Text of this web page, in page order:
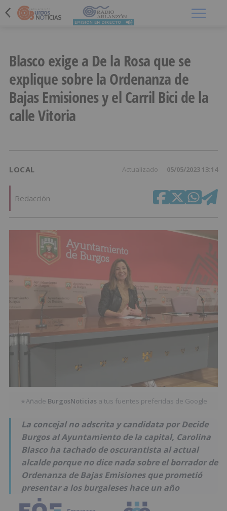
Blasco exige a De la Rosa que se
explique sobre la Ordenanza de
Bajas Emisiones y el Carril Bici de la
calle Vitoria
LOCAL Actualizado 05/05/2023 13:14
Redacción
★Añade BurgosNoticias a tus fuentes preferidas de Google
La concejal no adscrita y candidata por Decide
Burgos al Ayuntamiento de la capital, Carolina
Blasco ha tachado de oscurantista al actual
alcalde porque no dice nada sobre el borrador de
Ordenanza de Bajas Emisiones que prometió
presentar a los burgaleses hace un año